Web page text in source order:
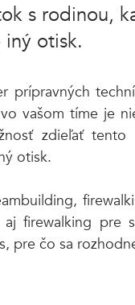
s rodinou,
iný otisk.
prípravných
vašom tíme je
zdieľať
otisk.
firewalking pre
pre čo sa